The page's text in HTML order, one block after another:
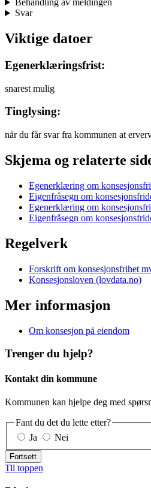
Behandling av meldingen
Svar
Viktige datoer
Egenerklæringsfrist:
snarest mulig
Tinglysing:
når du får svar fra kommunen at
Skjema og relaterte
Egenerklæring om
Eigenfråsegn om
Egenerklæring om
Eigenfråsegn om
Regelverk
Forskrift om konsesjonsfrihet
Konsesjonsloven (lovdata.no)
Mer informasjon
Om konsesjon på eiendom
Trenger du hjelp?
Kontakt din kommune
Kommunen kan hjelpe deg med
Fant du det du lette etter?
Ja
Nei
Fortsett
Til toppen